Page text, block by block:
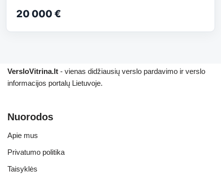
20 000 €
VersloVitrina.lt - vienas didžiausių verslo pardavimo ir verslo
informacijos portalų Lietuvoje.
Nuorodos
Apie mus
Privatumo politika
Taisyklės